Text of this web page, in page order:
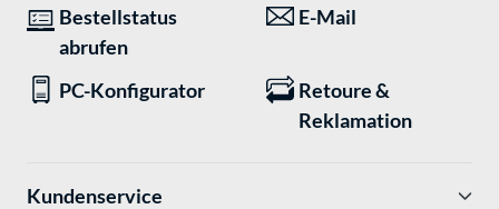
Bestellstatus
abrufen
E-Mail
PC-Konfigurator
Retoure &
Reklamation
Kundenservice